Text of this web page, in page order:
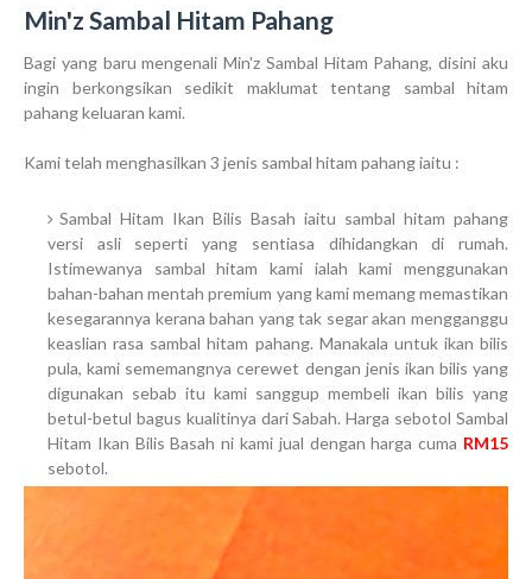
Min'z Sambal Hitam Pahang
Bagi yang baru mengenali Min'z Sambal Hitam Pahang, disini aku
ingin berkongsikan sedikit maklumat tentang sambal hitam
pahang keluaran kami.
Kami telah menghasilkan 3 jenis sambal hitam pahang iaitu :
Sambal Hitam Ikan Bilis Basah iaitu sambal hitam pahang
versi asli seperti yang sentiasa dihidangkan di rumah.
Istimewanya sambal hitam kami ialah kami menggunakan
bahan-bahan mentah premium yang kami memang memastikan
kesegarannya kerana bahan yang tak segar akan mengganggu
keaslian rasa sambal hitam pahang. Manakala untuk ikan bilis
pula, kami sememangnya cerewet dengan jenis ikan bilis yang
digunakan sebab itu kami sanggup membeli ikan bilis yang
betul-betul bagus kualitinya dari Sabah. Harga sebotol Sambal
Hitam Ikan Bilis Basah ni kami jual dengan harga cuma RM15
sebotol.